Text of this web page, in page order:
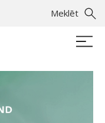
Meklēt